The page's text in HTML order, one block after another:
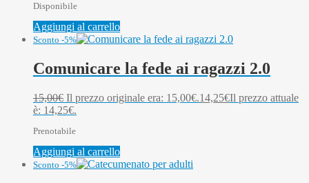
Disponibile
Aggiungi al carrello
Sconto -5%
Comunicare la fede ai ragazzi 2.0
15,00€ Il prezzo originale era: 15,00€.14,25€Il prezzo attuale
è: 14,25€.
Prenotabile
Aggiungi al carrello
Sconto -5%